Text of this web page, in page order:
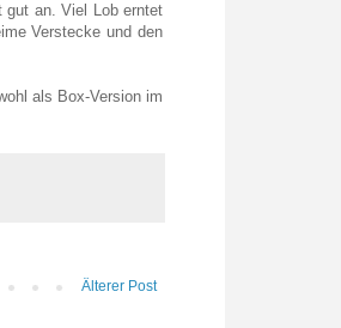
gut an. Viel Lob erntet
Verstecke und den
als Box-Version im
Älterer Post